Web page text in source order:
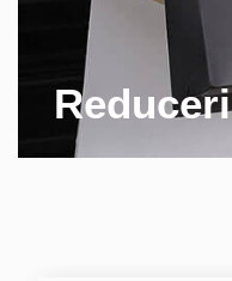
Reduceri